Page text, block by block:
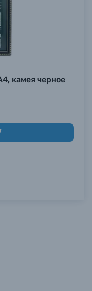
камея черное